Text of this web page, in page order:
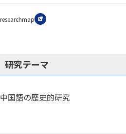
researchmap
研究テーマ
中国語の歴史的研究